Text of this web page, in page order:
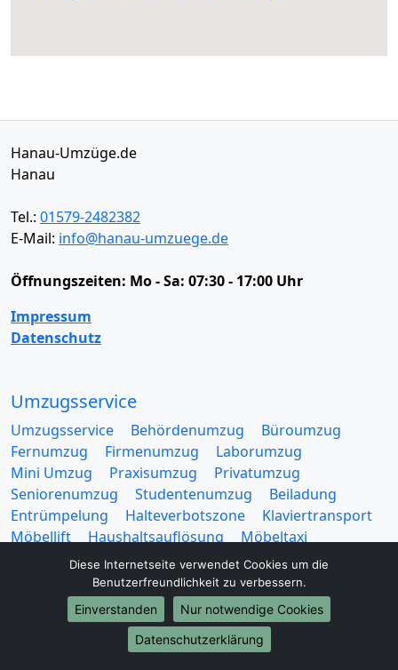
Hanau-Umzüge.de
Hanau
Tel.: 01579-2482382
E-Mail: info@hanau-umzuege.de
Öffnungszeiten: Mo - Sa: 07:30 - 17:00 Uhr
Impressum
Datenschutz
Umzugsservice
Umzugsservice Behördenumzug
Büroumzug
Fernumzug
Firmenumzug
Laborumzug
Mini Umzug
Praxisumzug
Privatumzug
Seniorenumzug
Studentenumzug
Beiladung
Entrümpelung
Halteverbotszone
Klaviertransport
Möbellift
Haushaltsauflösung
Möbeltaxi
Möbelmitfahrzentrale
Umzugskartons
Diese Internetseite verwendet Cookies um die
Benutzerfreundlichkeit zu verbessern.
Einverstanden
Nur notwendige Cookies
Datenschutzerklärung